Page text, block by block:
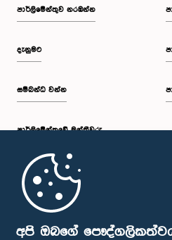
අපි ඔබගේ
පාර්ලි‌මේන්තුව නරඹන්න
දැනුමට
සම්බන්ධ වන්න
පාර්ලි‌මේන්තුවේ මන්ත්‍රීවරු
මුල් පිටුව
පාර්ලිමේන්තු ජංගම යෙදුම